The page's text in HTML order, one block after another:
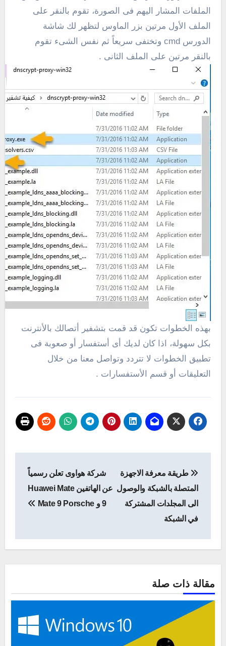
الملفات المشار اليهم فى الصورة، تقوم بالنقر على
الملف الأول مرتين بزر الماوس لتظهر لك شاشة
الدورس cmd وتختفى سريعاً ثم نفس الشىء تقوم
بالنقر مرتين على الملف الثانى .
بهذه الخطوات تكون قد قمت بتشفير أتصالك بالأنترنت
بكل سهولة، اذا كان لديك أى أستفسار أو صعوبة فى
تطبيق الخطوات لا تتردد وتواصل معنا من خلال
التعليقات أو قسم الأستفسارات .
المقالات
طريقة معرفة الاجهزة
المتصلة بالشبكة والوصول
الى المجلدات المشتركة
في الشبكة
شركة هواوى تعلن رسمياً
عن الهاتفين Huawei Mate
9 و Mate 9 Porsche
مقالة ذات صلة